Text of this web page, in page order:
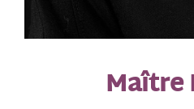
Maître